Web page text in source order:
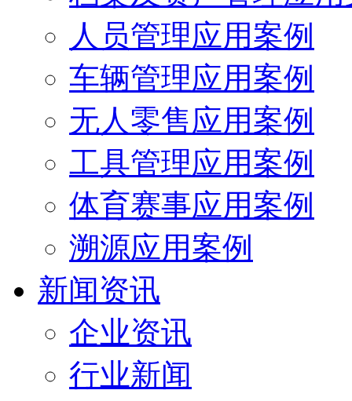
人员管理应用案例
车辆管理应用案例
无人零售应用案例
工具管理应用案例
体育赛事应用案例
溯源应用案例
新闻资讯
企业资讯
行业新闻